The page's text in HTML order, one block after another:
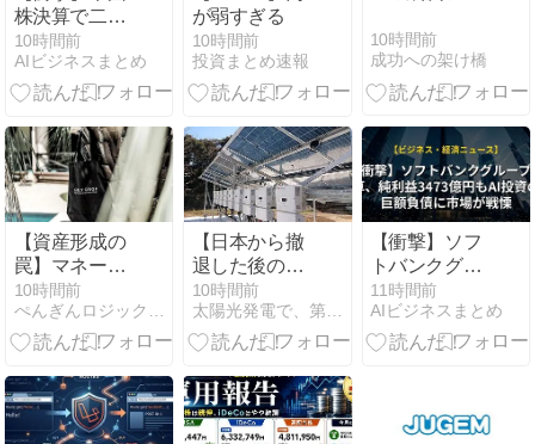
株決算で二極
化、AI需要が
明暗を分ける
22%急落と急
10時間前
AIビジネスまとめ
が弱すぎる
10時間前
投資まとめ速報
10時間前
成功への架け橋
【資産形成の
罠】マネーリ
テラシーを高
めてETFと不
動産投資で勝
意
10時間前
ぺんぎんロジックFP講座
【日本から撤
退した後の対
応？】ソーラ
ーエッジの日
本総代理店と
から今後のサ
ポート方針の
お知らせがで
10時間前
太陽光発電で、第二の年金.JP茨城県鹿嶋市赤嶺電研企画ブログ
【衝撃】ソフ
トバンクグル
ープ決算、純
利益3473億円
もAI投資の巨
11時間前
AIビジネスまとめ